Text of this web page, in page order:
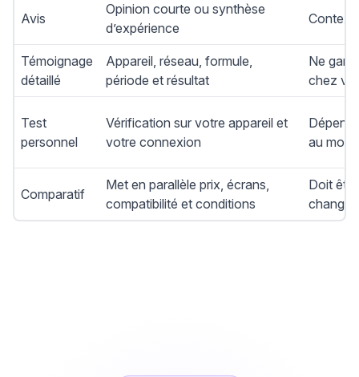
Avis
Opinion courte ou synthèse
d’expérience
Témoignage
détaillé
Appareil, réseau, formule,
période et résultat
Ne
chez
Test
personnel
Vérification sur votre appareil et
votre connexion
Dépend
au
Comparatif
Met en parallèle prix, écrans,
compatibilité et conditions
Doit